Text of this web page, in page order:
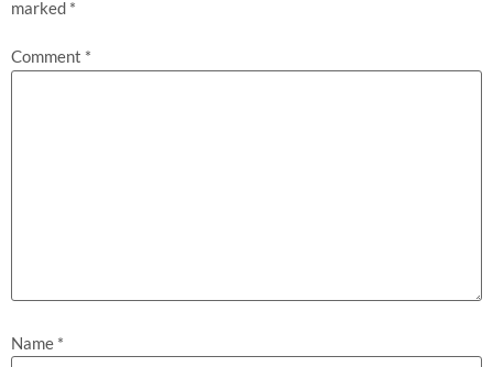
marked *
Comment *
Name *